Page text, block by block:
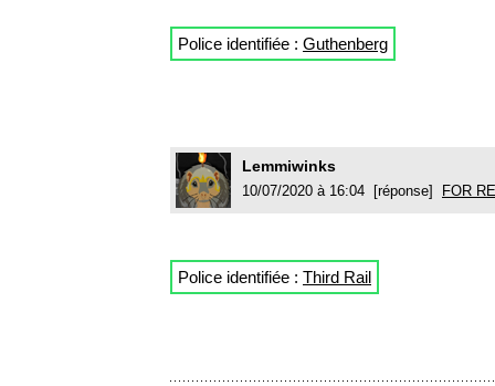
Police identifiée : Guthenberg
Lemmiwinks
10/07/2020 à 16:04 [réponse] FOR
Police identifiée : Third Rail